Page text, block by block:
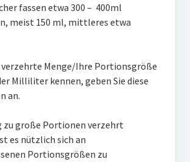
fassen etwa 300 – 400ml
meist 150 ml, mittleres etwa
verzehrte Menge/Ihre Portionsgröße
Milliliter kennen, geben Sie diese
an.
zu große Portionen verzehrt
es nützlich sich an
Portionsgrößen zu